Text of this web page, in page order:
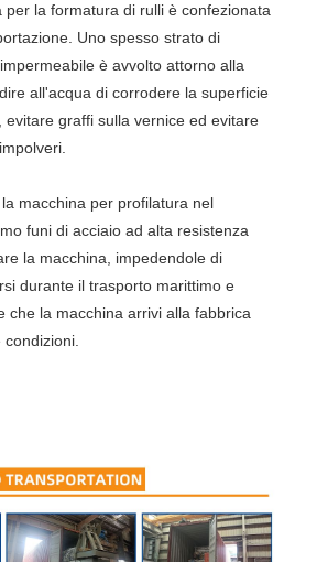
per la formatura di rulli è confezionata
Uno spesso strato di
è avvolto attorno alla
all'acqua di corrodere la superficie
evitare graffi sulla vernice ed evitare
macchina per profilatura nel
funi di acciaio ad alta resistenza
la macchina, impedendole di
durante il trasporto marittimo e
che la macchina arrivi alla fabbrica
condizioni.